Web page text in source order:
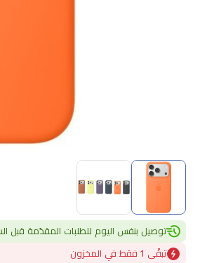
Item
Item
of
توصيل بنفس اليوم للطلبات المقدّمة قبل الساعة
تبقًى 1 فقط في المخزون